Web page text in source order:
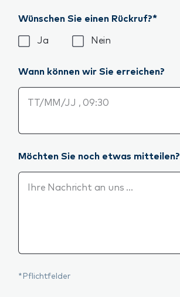
Wünschen Sie einen Rückruf?*
Wünschen Sie einen Rückruf?*
Ja Nein
Wann können wir Sie erreichen?
Möchten Sie noch etwas mitteilen?
*Pflichtfelder